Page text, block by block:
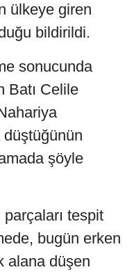
ülkeye giren
bildirildi.
sonucunda
Batı Celile
düştüğünün
şöyle
tespit
bugün erken
alana düşen